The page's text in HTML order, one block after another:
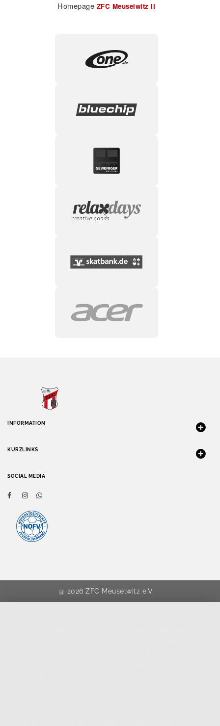
Homepage ZFC Meuselwitz II
INFORMATION
KURZLINKS
SOCIAL MEDIA
@ 2026 ZFC Meuselwitz e.V.